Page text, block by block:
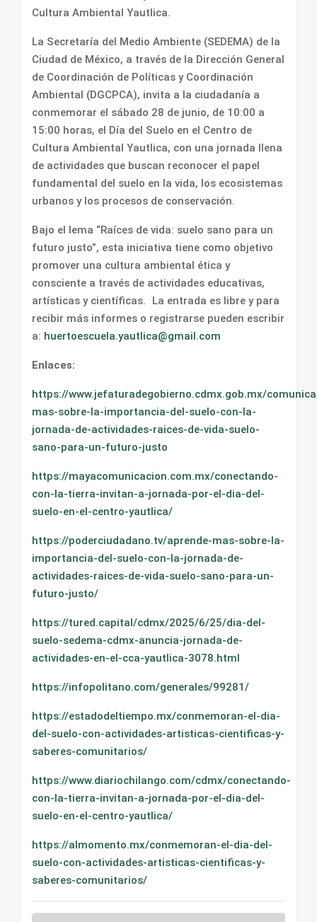
Cultura Ambiental Yautlica.
La Secretaría del Medio Ambiente (SEDEMA) de la
Ciudad de México, a través de la Dirección General
de Coordinación de Políticas y Coordinación
Ambiental (DGCPCA), invita a la ciudadanía a
conmemorar el sábado 28 de junio, de 10:00 a
15:00 horas, el Día del Suelo en el Centro de
Cultura Ambiental Yautlica, con una jornada llena
de actividades que buscan reconocer el papel
fundamental del suelo en la vida, los ecosistemas
urbanos y los procesos de conservación.
Bajo el lema “Raíces de vida: suelo sano para un
futuro justo”, esta iniciativa tiene como objetivo
promover una cultura ambiental ética y
consciente a través de actividades educativas,
artísticas y científicas. La entrada es libre y para
recibir más informes o registrarse pueden escribir
a: huertoescuela.yautlica@gmail.com
Enlaces:
https://www.jefaturadegobierno.cdmx.gob.mx/
mas-sobre-la-importancia-del-suelo-con-la-
jornada-de-actividades-raices-de-vida-suelo-
sano-para-un-futuro-justo
https://mayacomunicacion.com.mx/conectando-
con-la-tierra-invitan-a-jornada-por-el-dia-del-
suelo-en-el-centro-yautlica/
https://poderciudadano.tv/aprende-mas-sobre-la-
importancia-del-suelo-con-la-jornada-de-
actividades-raices-de-vida-suelo-sano-para-un-
futuro-justo/
https://tured.capital/cdmx/2025/6/25/dia-del-
suelo-sedema-cdmx-anuncia-jornada-de-
actividades-en-el-cca-yautlica-3078.html
https://infopolitano.com/generales/99281/
https://estadodeltiempo.mx/conmemoran-el-dia-
del-suelo-con-actividades-artisticas-cientificas-y-
saberes-comunitarios/
https://www.diariochilango.com/cdmx/conectando-
con-la-tierra-invitan-a-jornada-por-el-dia-del-
suelo-en-el-centro-yautlica/
https://almomento.mx/conmemoran-el-dia-del-
suelo-con-actividades-artisticas-cientificas-y-
saberes-comunitarios/